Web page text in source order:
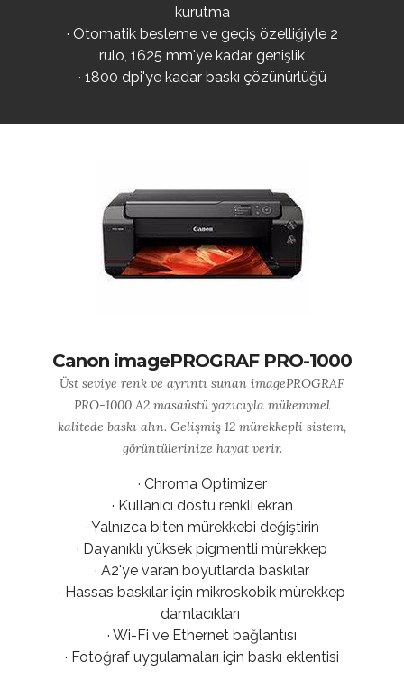
kurutma
· Otomatik besleme ve geçiş özelliğiyle 2
rulo, 1625 mm'ye kadar genişlik
· 1800 dpi'ye kadar baskı çözünürlüğü
Canon imagePROGRAF PRO-1000
Üst seviye renk ve ayrıntı sunan imagePROGRAF
PRO-1000 A2 masaüstü yazıcıyla mükemmel
kalitede baskı alın. Gelişmiş 12 mürekkepli sistem,
görüntülerinize hayat verir.
· Chroma Optimizer
· Kullanıcı dostu renkli ekran
· Yalnızca biten mürekkebi değiştirin
· Dayanıklı yüksek pigmentli mürekkep
· A2'ye varan boyutlarda baskılar
· Hassas baskılar için mikroskobik mürekkep
damlacıkları
· Wi-Fi ve Ethernet bağlantısı
· Fotoğraf uygulamaları için baskı eklentisi